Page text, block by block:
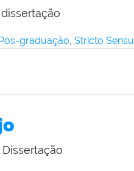
Pós-graduação, Stricto Sensu